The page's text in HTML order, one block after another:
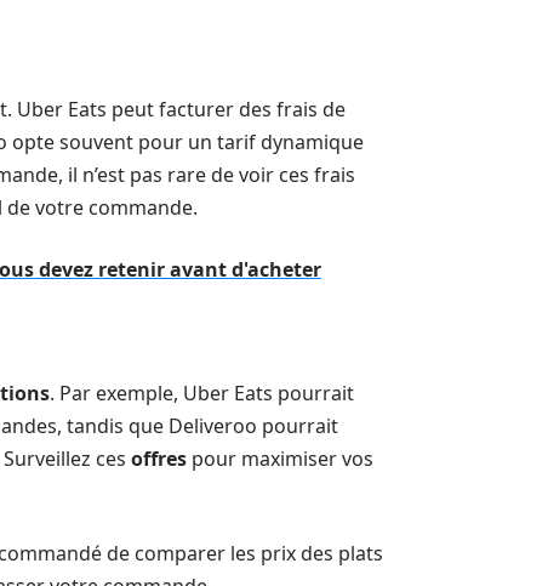
Uber Eats peut facturer des frais de
opte souvent pour un tarif dynamique
il n’est pas rare de voir ces frais
votre commande.
devez retenir avant d'acheter
. Par exemple, Uber Eats pourrait
tandis que Deliveroo pourrait
ces offres pour maximiser vos
de comparer les prix des plats